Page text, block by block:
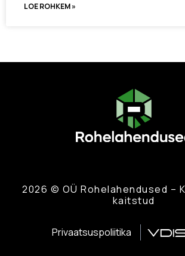
LOE ROHKEM »
2026 © OÜ Rohelahendused –
kaitstud
Privaatsuspoliitika